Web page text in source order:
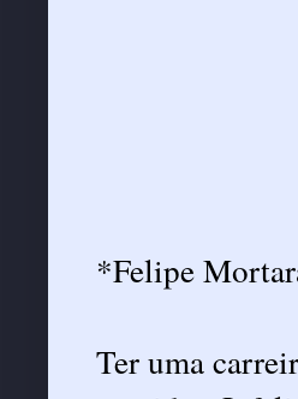
*Felipe
Ter uma